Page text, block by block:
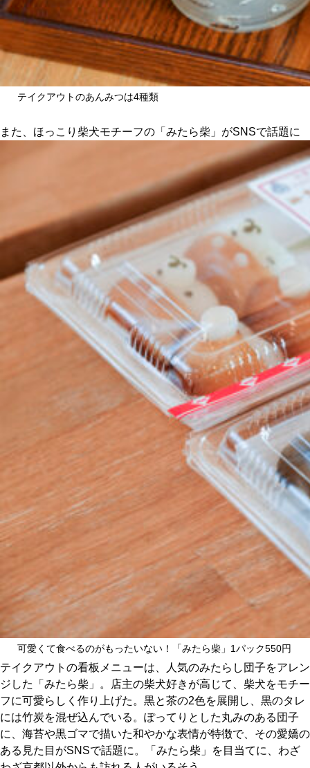
テイクアウトのあんみつは4種類
また、ほっこり柴犬モチーフの「みたら柴」がSNSで話題に
可愛くて食べるのがもったいない！「みたら柴」1パック550円
テイクアウトの看板メニューは、人気のみたらし団子をアレン
ジした「みたら柴」。店主の柴犬好きが高じて、柴犬をモチー
フに可愛らしく作り上げた。黒と茶の2色を展開し、黒のタレ
には竹炭を混ぜ込んでいる。ぽってりとした丸みのある団子
に、海苔や黒ゴマで描いた和やかな表情が特徴で、その愛嬌の
ある見た目がSNSで話題に。「みたら柴」を目当てに、わざ